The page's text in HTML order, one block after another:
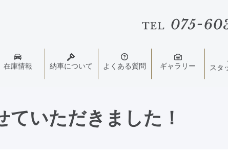
在庫情報 納車について よくある質問 ギャラリー スタ
ていただきました！